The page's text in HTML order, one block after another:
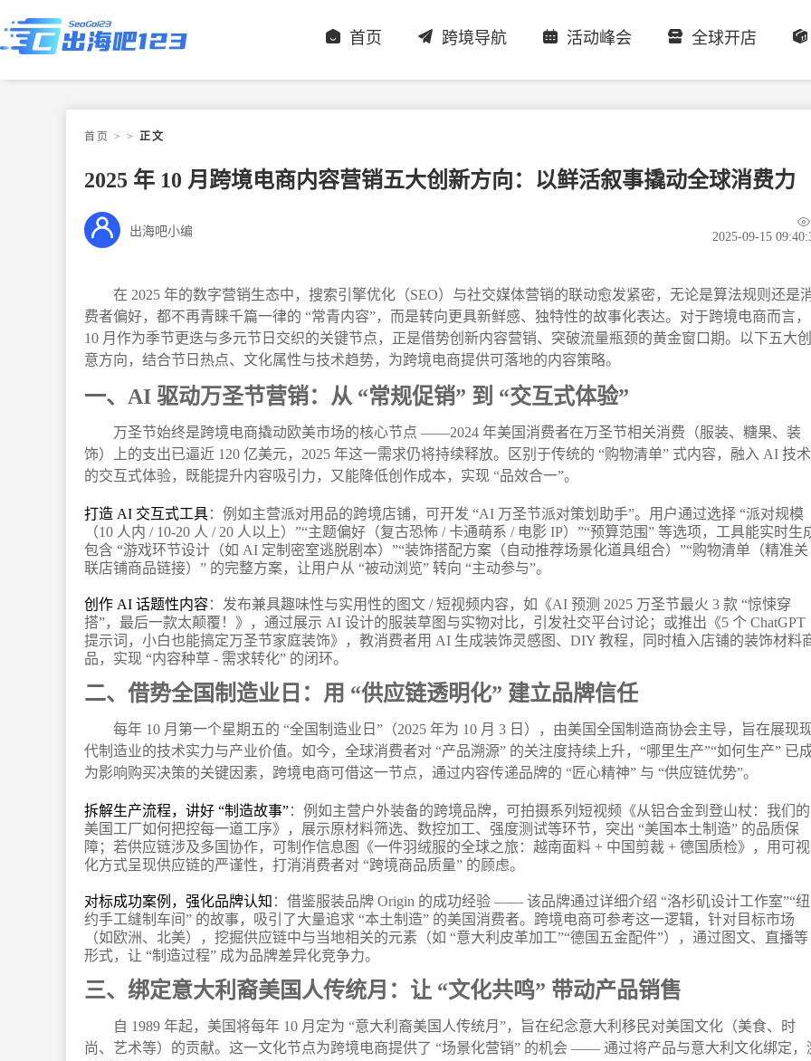
首页 跨境导航 活动峰会 全球开店
首页 > > 正文
2025 年 10 月跨境电商内容营销五大创新方向：以鲜活叙事撬动全球消费力
出海吧小编 2025-09-15
在 2025 年的数字营销生态中，搜索引擎优化（SEO）与社交媒体营销的联动愈发紧密，无论是算法规则还是
费者偏好，都不再青睐千篇一律的 “常青内容”，而是转向更具新鲜感、独特性的故事化表达。对于跨境电商而言，
10 月作为季节更迭与多元节日交织的关键节点，正是借势创新内容营销、突破流量瓶颈的黄金窗口期。以下五大创
意方向，结合节日热点、文化属性与技术趋势，为跨境电商提供可落地的内容策略。
一、AI 驱动万圣节营销：从 “常规促销” 到 “交互式体验”
万圣节始终是跨境电商撬动欧美市场的核心节点 ——2024 年美国消费者在万圣节相关消费（服装、糖果、装
饰）上的支出已逼近 120 亿美元，2025 年这一需求仍将持续释放。区别于传统的 “购物清单” 式内容，融入 AI 技术
的交互式体验，既能提升内容吸引力，又能降低创作成本，实现 “品效合一”。
打造 AI 交互式工具：例如主营派对用品的跨境店铺，可开发 “AI 万圣节派对策划助手”。用户通过选择 “派对规模
（10 人内 / 10-20 人 / 20 人以上）”“主题偏好（复古恐怖 / 卡通萌系 / 电影 IP）”“预算范围” 等选项，工具能实时生
包含 “游戏环节设计（如 AI 定制密室逃脱剧本）”“装饰搭配方案（自动推荐场景化道具组合）”“购物清单（精准关
联店铺商品链接）” 的完整方案，让用户从 “被动浏览” 转向 “主动参与”。
创作 AI 话题性内容：发布兼具趣味性与实用性的图文 / 短视频内容，如《AI 预测 2025 万圣节最火 3 款 “惊悚穿
搭”，最后一款太颠覆！》，通过展示 AI 设计的服装草图与实物对比，引发社交平台讨论；或推出《5 个 ChatGPT
提示词，小白也能搞定万圣节家庭装饰》，教消费者用 AI 生成装饰灵感图、DIY 教程，同时植入店铺的装饰材料
品，实现 “内容种草 - 需求转化” 的闭环。
二、借势全国制造业日：用 “供应链透明化” 建立品牌信任
每年 10 月第一个星期五的 “全国制造业日”（2025 年为 10 月 3 日），由美国全国制造商协会主导，旨在展现
代制造业的技术实力与产业价值。如今，全球消费者对 “产品溯源” 的关注度持续上升，“哪里生产”“如何生产” 已
为影响购买决策的关键因素，跨境电商可借这一节点，通过内容传递品牌的 “匠心精神” 与 “供应链优势”。
拆解生产流程，讲好 “制造故事”：例如主营户外装备的跨境品牌，可拍摄系列短视频《从铝合金到登山杖：我们的
美国工厂如何把控每一道工序》，展示原材料筛选、数控加工、强度测试等环节，突出 “美国本土制造” 的品质保
障；若供应链涉及多国协作，可制作信息图《一件羽绒服的全球之旅：越南面料 + 中国剪裁 + 德国质检》，用可视
化方式呈现供应链的严谨性，打消消费者对 “跨境商品质量” 的顾虑。
对标成功案例，强化品牌认知 ：借鉴服装品牌 Origin 的成功经验 —— 该品牌通过详细介绍 “洛杉矶设计工作室”“纽
约手工缝制车间” 的故事，吸引了大量追求 “本土制造” 的美国消费者。跨境电商可参考这一逻辑，针对目标市场
（如欧洲、北美），挖掘供应链中与当地相关的元素（如 “意大利皮革加工”“德国五金配件”），通过图文、直播等
形式，让 “制造过程” 成为品牌差异化竞争力。
三、绑定意大利裔美国人传统月：让 “文化共鸣” 带动产品销售
自 1989 年起，美国将每年 10 月定为 “意大利裔美国人传统月”，旨在纪念意大利移民对美国文化（美食、时
尚、艺术等）的贡献。这一文化节点为跨境电商提供了 “场景化营销” 的机会 —— 通过将产品与意大利文化绑定，